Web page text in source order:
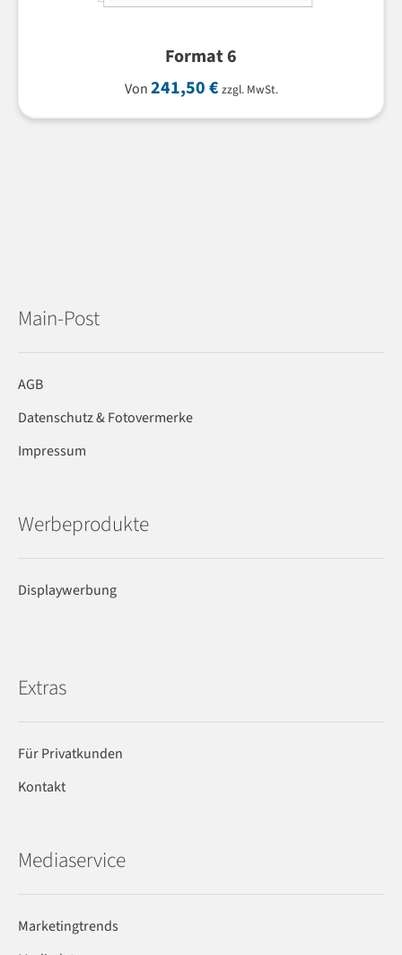
Format 6
Von241,50€ zzgl. MwSt.
Main-Post
AGB
Datenschutz & Fotovermerke
Impressum
Werbeprodukte
Displaywerbung
Extras
Für Privatkunden
Kontakt
Mediaservice
Marketingtrends